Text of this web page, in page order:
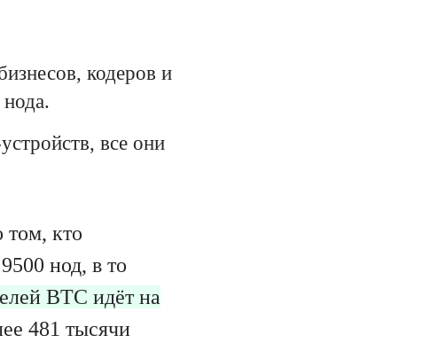
кодеров и
все они
том, кто
нод, в то
BTC идёт на
481 тысячи